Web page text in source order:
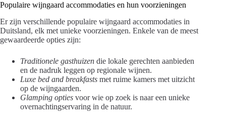
Populaire wijngaard accommodaties en hun voorzieningen
Er zijn verschillende populaire wijngaard accommodaties in
Duitsland, elk met unieke voorzieningen. Enkele van de meest
gewaardeerde opties zijn:
Traditionele gasthuizen die lokale gerechten aanbieden
en de nadruk leggen op regionale wijnen.
Luxe bed and breakfasts met ruime kamers met uitzicht
op de wijngaarden.
Glamping opties voor wie op zoek is naar een unieke
overnachtingservaring in de natuur.